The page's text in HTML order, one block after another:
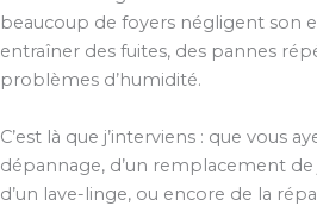
beaucoup de foyers négligent son
entraîner des fuites, des pannes
problèmes d’humidité.
C’est là que j’interviens : que vous
dépannage, d’un remplacement
d’un lave-linge, ou encore de la